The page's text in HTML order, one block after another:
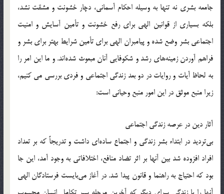
جامعه بشري نه تنها به وسيله احكام آسماني، دچار خشونت و مشقت نشد،
بلكه بسياري از قوانين الهي براي رفع خشونت و تأمين آسايش و امنيت
اجتماعي بشر وضع شده و پيامبران الهي براي تأمين شرايط بهتر براي بشر و
فراهم آوردن زمينه‌هاي رشد و شكوفايي آنان مبعوث شده‌اند. و ما این امر را
به لحاظ آیات و روایات در دو بعد زندگی اجتماعی و فردی بررسی می کنیم،
زیرا منبع موثق در این امور منبع وحیانی است:
آثار دین در عرصه زندگی اجتماعی
بي‌ترديد در ابتداء بشر زندگي و اجتماع ساده‌اي داشت و تدريجاً كه بر تعداد
افراد افزوده شد بين آنها بر اثر تضاد منافع، اختلافاتي به وجود آمد، اين جا
بود كه احتياج به راهنما و قانون پيدا شد. در آغاز مي‌بايست فرستادگان الهي